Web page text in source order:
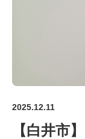
2025.12.11
【白井市